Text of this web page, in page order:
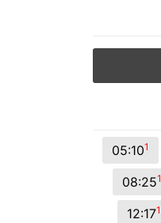
05:101
08:251
12:171